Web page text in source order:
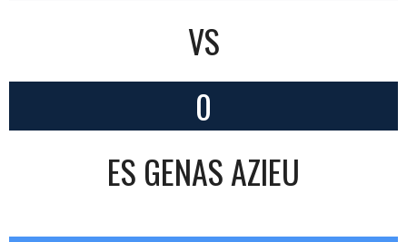
VS
0
ES GENAS AZIEU